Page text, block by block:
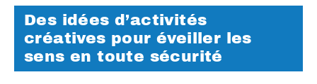
Des idées d’activités
créatives pour éveiller les
sens en toute sécurité